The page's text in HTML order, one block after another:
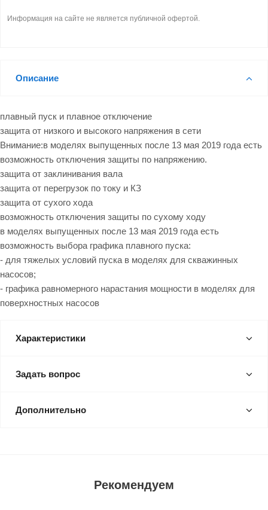
Информация на сайте не является публичной офертой.
Описание
плавный пуск и плавное отключение
защита от низкого и высокого напряжения в сети
Внимание:в моделях выпущенных после 13 мая 2019 года есть
возможность отключения защиты по напряжению.
защита от заклинивания вала
защита от перегрузок по току и КЗ
защита от сухого хода
возможность отключения защиты по сухому ходу
в моделях выпущенных после 13 мая 2019 года есть
возможность выбора графика плавного пуска:
- для тяжелых условий пуска в моделях для скважинных
насосов;
- графика равномерного нарастания мощности в моделях для
поверхностных насосов
Характеристики
Задать вопрос
Дополнительно
Рекомендуем